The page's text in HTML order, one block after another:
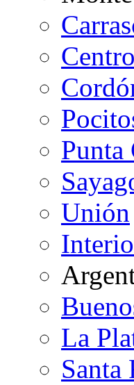
Punta
Unión
La
Santa